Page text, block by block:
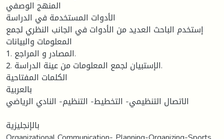
المنهج الوصفي
الأدوات المستخدمة في الدراسة
إستخدم الباحث العديد من الأدوات في الجانب النظري لجمع
المعلومات والبيانات
1. المصادر و المراجع.
2. الإستبيان لجمع المعلومات من عينة الدراسة.
الكلمات المفتاحية
بالعربية
الاتصال التنظيمي- التخطيط- التنظيم- النادي الرياضي
بالإنجليزية